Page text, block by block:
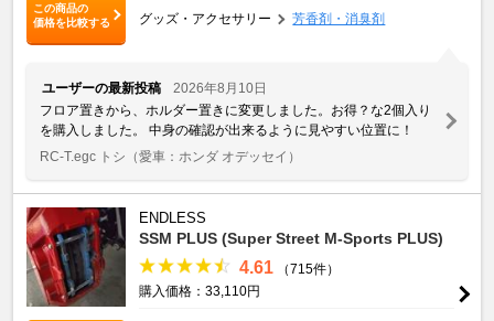
この商品の
価格を比較する
グッズ・アクセサリー 芳香剤・消臭剤
ユーザーの最新投稿
2026年8月10日
フロア置きから、ホルダー置きに変更しました。お得？な2個入り
を購入しました。 中身の確認が出来るように見やすい位置に！
RC-T.egc トシ （愛車：ホンダ オデッセイ）
ENDLESS
SSM PLUS (Super Street M-Sports PLUS)
4.61
（715件）
購入価格：33,110円